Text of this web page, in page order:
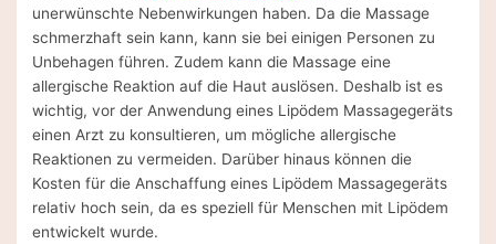
unerwünschte Nebenwirkungen haben. Da die Massage
schmerzhaft sein kann, kann sie bei einigen Personen zu
Unbehagen führen. Zudem kann die Massage eine
allergische Reaktion auf die Haut auslösen. Deshalb ist es
wichtig, vor der Anwendung eines Lipödem Massagegeräts
einen Arzt zu konsultieren, um mögliche allergische
Reaktionen zu vermeiden. Darüber hinaus können die
Kosten für die Anschaffung eines Lipödem Massagegeräts
relativ hoch sein, da es speziell für Menschen mit Lipödem
entwickelt wurde.